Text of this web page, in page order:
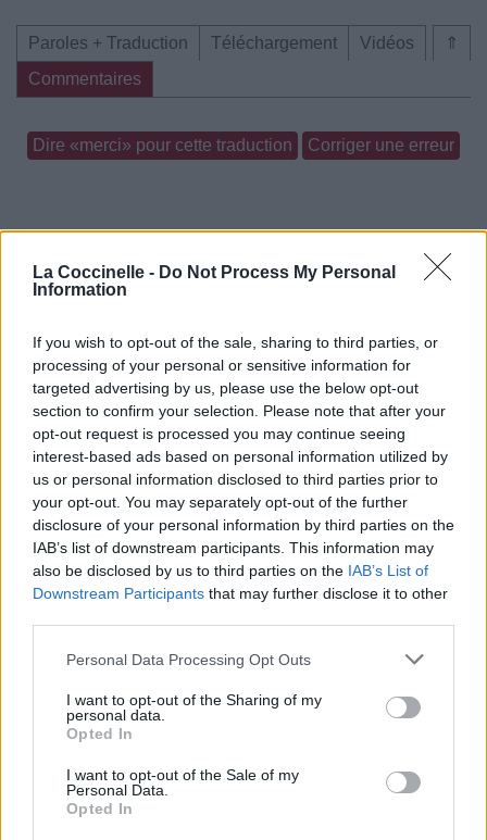
La Coccinelle - Do Not Process My Personal
Information
If you wish to opt-out of the sale, sharing to third parties, or
processing of your personal or sensitive information for
targeted advertising by us, please use the below opt-out
section to confirm your selection. Please note that after your
opt-out request is processed you may continue seeing
interest-based ads based on personal information utilized by
us or personal information disclosed to third parties prior to
your opt-out. You may separately opt-out of the further
disclosure of your personal information by third parties on the
IAB’s list of downstream participants. This information may
also be disclosed by us to third parties on the IAB’s List of
Downstream Participants that may further disclose it to other
Personal Data Processing Opt Outs
I want to opt-out of the Sharing of my
personal data.
Opted In
I want to opt-out of the Sale of my
Personal Data.
Opted In
⇑
Paroles + Traduction Téléchargement
Vidéos
Commentaires
Dire «merci» pour cette traduction Corriger une erreur